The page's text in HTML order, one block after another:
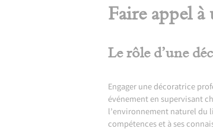
Faire appel
Le rôle d’une
Engager une décoratrice
événement en supervisant
l’environnement naturel du
compétences et à ses